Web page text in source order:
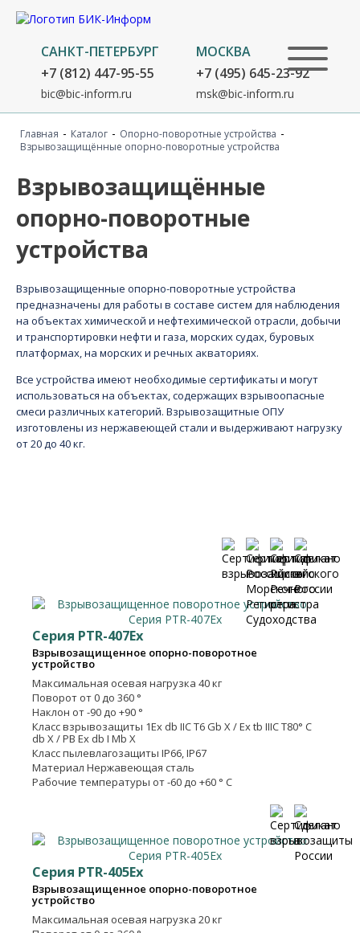
САНКТ-ПЕТЕРБУРГ
+7 (812) 447-95-55
bic@bic-inform.ru
МОСКВА
+7 (495) 645-23-92
msk@bic-inform.ru
Главная - Каталог - Опорно-поворотные устройства -
Взрывозащищённые опорно-поворотные устройства
Взрывозащищённые
опорно-поворотные
устройства
Взрывозащищенные опорно-поворотные устройства
предназначены для работы в составе систем для наблюдения
на объектах химической и нефтехимической отрасли, добычи
и транспортировки нефти и газа, морских судах, буровых
платформах, на морских и речных акваториях.
Все устройства имеют необходимые сертификаты и могут
использоваться на объектах, содержащих взрывоопасные
смеси различных категорий. Взрывозащитные ОПУ
изготовлены из нержавеющей стали и выдерживают нагрузку
от 20 до 40 кг.
Серия PTR-407Ex
Взрывозащищенное опорно-поворотное
устройство
Максимальная осевая нагрузка 40 кг
Поворот от 0 до 360 °
Наклон от -90 до +90 °
Класс взрывозащиты 1Ех db IIC T6 Gb X / Ех tb IIIC T80° C
db X / PB Ex db I Mb X
Класс пылевлагозащиты IP66, IP67
Материал Нержавеющая сталь
Рабочие температуры от -60 до +60 ° C
Серия PTR-405Ex
Взрывозащищенное опорно-поворотное
устройство
Максимальная осевая нагрузка 20 кг